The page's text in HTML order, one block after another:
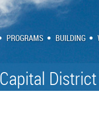
PROGRAMS BUILDING